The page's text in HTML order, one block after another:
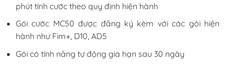
phút tính cước theo quy định hiện hành
Gói cước MC50 được đăng ký kèm với các gói hiện
hành như Fim+, D10, AD5
Gói có tính năng tự động gia hạn sau 30 ngày